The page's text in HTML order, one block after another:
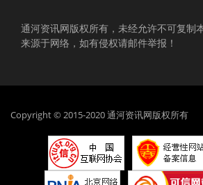
通河资讯网版权所有，未经允许不可复制
来源于网络，如有侵权请邮件举报！
Copyright © 2015-2020 通河资讯网版权所有